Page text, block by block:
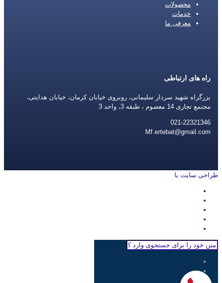
محصولات
خدمات
معرفی ما
راه های ارتباطی
بزرگراه شهید سردار سلیمانی، روبروی خیابان کرمان، خیابان هدایتی،
مجتمع تجاری 14 معصوم ، طبقه 3، واحد 3
021-22321346
Mf.ertebat@gmail.com
طراحی سایت با